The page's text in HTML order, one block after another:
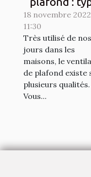
et qualités
18 novembre 2022
11:30
Très utilisé de nos
jours dans les
maisons, le
de plafond existe
plusieurs qualités.
Vous...